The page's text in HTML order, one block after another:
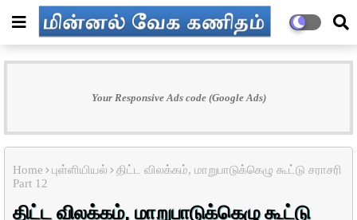
Your Responsive Ads code (Google Ads)
Home புள்ளியியல்
திட்ட விலக்கம், மாறுபாடுக்கெழு கூட்டு சராசரி
Part 12
திட்ட விலக்கம், மாறுபாடுக்கெழு கூட்டு